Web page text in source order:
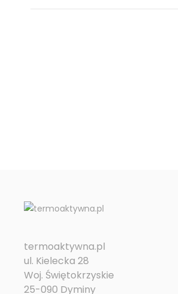
termoaktywna.pl
ul. Kielecka 28
Woj. Świętokrzyskie
25-090 Dyminy